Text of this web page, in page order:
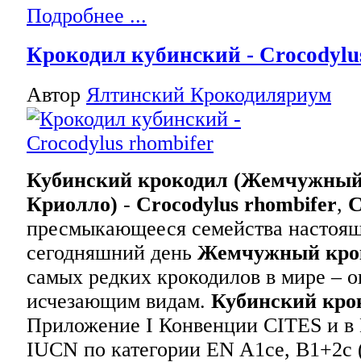
Подробнее ...
Крокодил кубинский -
Автор Ялтинский Крокодиляриум
Кубинский крокодил
Криолло) - Crocodylus rhombifer,
пресмыкающееся семейства
сегодняшний день Жемчужный
самых редких крокодилов в мире –
исчезающим видам. Кубинский
Приложение I Конвенции CITES и в
IUCN по категории EN A1ce,